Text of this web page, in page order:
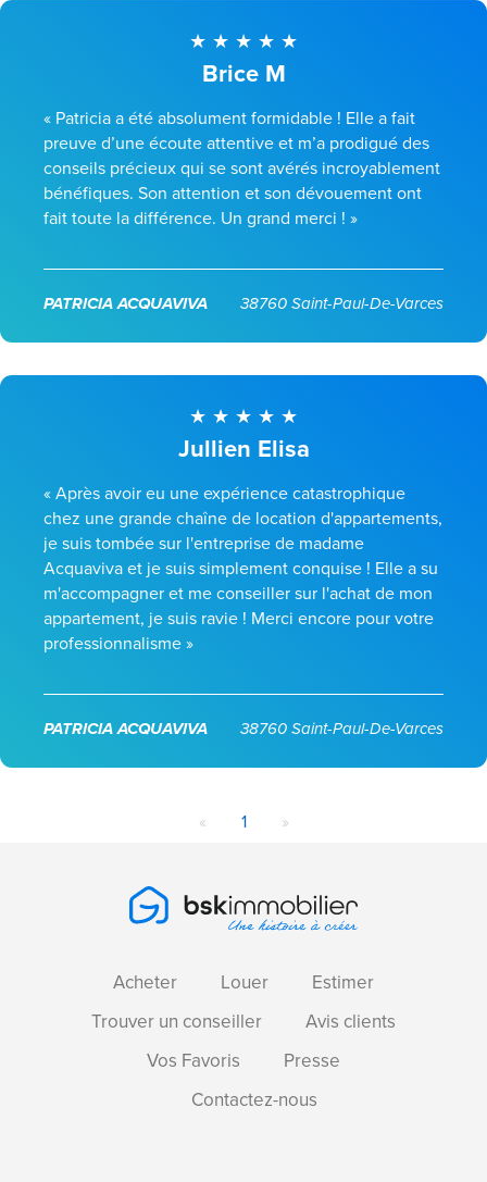
Brice M
« Patricia a été absolument formidable ! Elle a fait
preuve d’une écoute attentive et m’a prodigué des
conseils précieux qui se sont avérés incroyablement
bénéfiques. Son attention et son dévouement ont
fait toute la différence. Un grand merci ! »
PATRICIA ACQUAVIVA 38760 Saint-Paul-De-Varces
Jullien Elisa
« Après avoir eu une expérience catastrophique
chez une grande chaîne de location d'appartements,
je suis tombée sur l'entreprise de madame
Acquaviva et je suis simplement conquise ! Elle a su
m'accompagner et me conseiller sur l'achat de mon
appartement, je suis ravie ! Merci encore pour votre
professionnalisme »
PATRICIA ACQUAVIVA 38760 Saint-Paul-De-Varces
« 1 »
Acheter Louer
Estimer
Trouver un conseiller
Avis clients
Vos Favoris
Presse
Contactez-nous